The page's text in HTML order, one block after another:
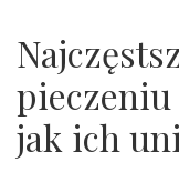
jak ich